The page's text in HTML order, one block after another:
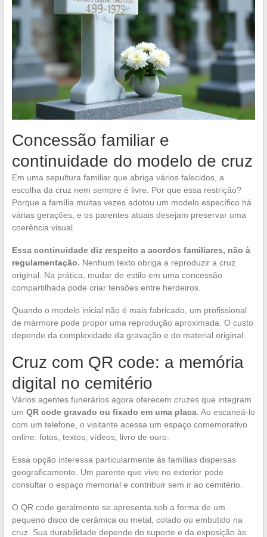
Concessão familiar e
continuidade do modelo de cruz
Em uma sepultura familiar que abriga vários falecidos, a
escolha da cruz nem sempre é livre. Por que essa restrição?
Porque a família muitas vezes adotou um modelo específico há
várias gerações, e os parentes atuais desejam preservar uma
coerência visual.
Essa continuidade diz respeito a acordos familiares, não à
regulamentação. Nenhum texto obriga a reproduzir a cruz
original. Na prática, mudar de estilo em uma concessão
compartilhada pode criar tensões entre herdeiros.
Quando o modelo inicial não é mais fabricado, um profissional
de mármore pode propor uma reprodução aproximada. O custo
depende da complexidade da gravação e do material original.
Cruz com QR code: a memória
digital no cemitério
Vários agentes funerários agora oferecem cruzes que integram
um QR code gravado ou fixado em uma placa. Ao escaneá-lo
com um telefone, o visitante acessa um espaço comemorativo
online: fotos, textos, vídeos, livro de ouro.
Essa opção interessa particularmente às famílias dispersas
geograficamente. Um parente que vive no exterior pode
consultar o espaço memorial e contribuir sem ir ao cemitério.
O QR code geralmente se apresenta sob a forma de um
pequeno disco de cerâmica ou metal, colado ou embutido na
cruz. Sua durabilidade depende do suporte e da exposição às